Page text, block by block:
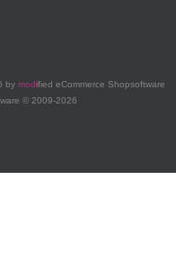
by modified eCommerce Shopsoftware
© 2009-2026